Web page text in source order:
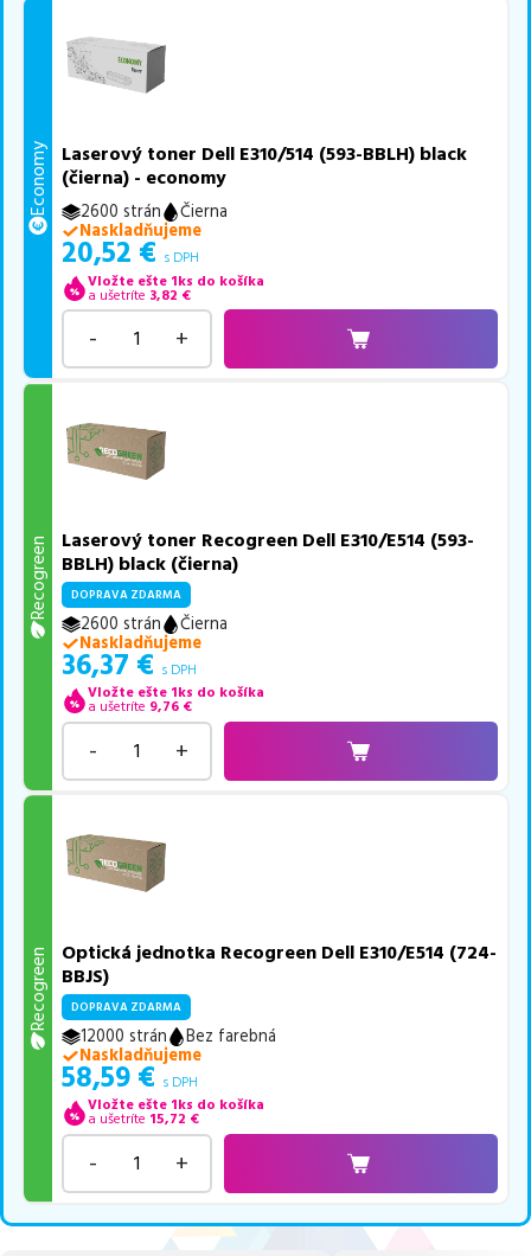
Economy
Laserový toner Dell E310/514 (593-BBLH) black
(čierna) - economy
2600 strán
Čierna
Naskladňujeme
20,52 € s DPH
Vložte ešte 1ks do košíka
a ušetríte 3,82 €
- +
Recogreen Laserový toner Recogreen Dell E310/E514 (593-
BBLH) black (čierna)
DOPRAVA ZDARMA
2600 strán
Čierna
Naskladňujeme
36,37 € s DPH
Vložte ešte 1ks do košíka
a ušetríte 9,76 €
- +
Recogreen Optická jednotka Recogreen Dell E310/E514 (724-
BBJS)
DOPRAVA ZDARMA
12000 strán
Bez farebná
Naskladňujeme
58,59 € s DPH
Vložte ešte 1ks do košíka
a ušetríte 15,72 €
- +